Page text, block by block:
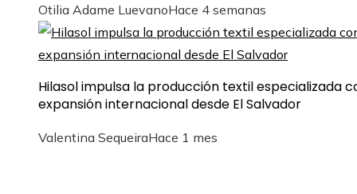
Otilia Adame LuevanoHace 4 semanas
Hilasol impulsa la producción textil especializada
expansión internacional desde El Salvador
Valentina SequeiraHace 1 mes